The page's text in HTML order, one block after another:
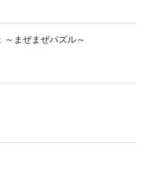
～まぜまぜパズル～